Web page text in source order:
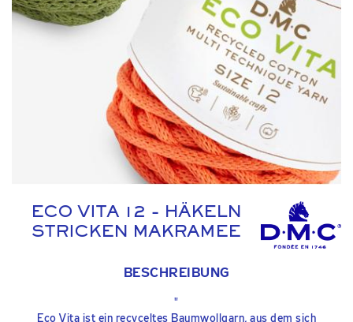
ECO VITA 12 - HÄKELN
STRICKEN MAKRAMEE
BESCHREIBUNG
"
Eco Vita ist ein recyceltes Baumwollgarn, aus dem sich